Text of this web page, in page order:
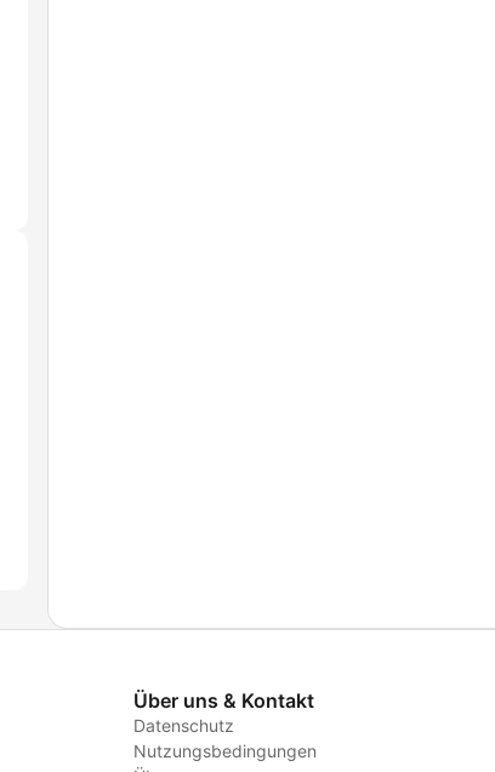
Über uns & Kontakt
Datenschutz
Nutzungsbedingungen